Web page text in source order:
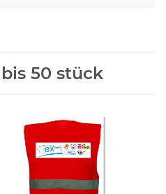
50 stück